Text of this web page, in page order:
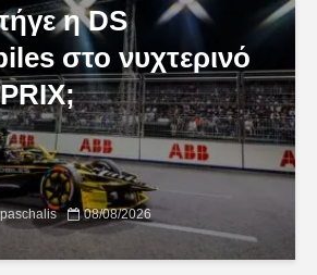
η DS
στο νυχτερινό
08/08/2026